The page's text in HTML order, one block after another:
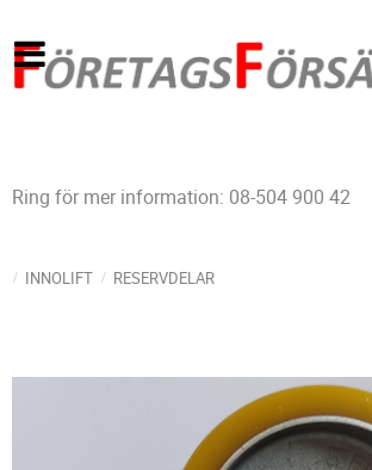
Ring för mer information: 08-504 900 42
INNOLIFT RESERVDELAR